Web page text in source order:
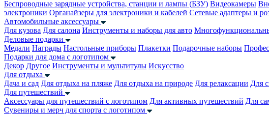
Беспроводные зарядные устройства, станции и лампы (БЗУ) Видеокамеры
электроники Органайзеры для электроники и кабелей Сетевые адаптеры и
Автомобильные аксессуары
Для кузова Для салона Инструменты и наборы для авто
Деловые подарки
Медали Награды Настольные приборы Плакетки Подарочные наборы
Подарки для дома с логотипом
Декор Другое Инструменты и мультитулы Искусство
Для отдыха
Дача и сад Для отдыха на пляже Для отдыха на природе Для релаксации Для
Для путешествий
Аксессуары для путешествий с логотипом Для активных путешествий Для
Сувениры и мерч для спорта с логотипом